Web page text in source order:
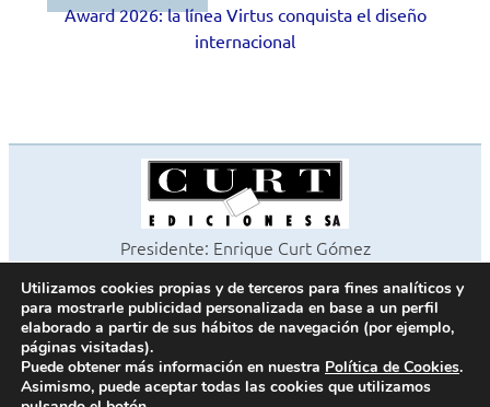
Award 2026: la línea Virtus conquista el diseño
internacional
Presidente: Enrique Curt Gómez
©2026 Revista Cocinas y Baños
Todos los derechos reservados
Paseo de Gracia, 63. 1º 2ª. 08008 Barcelona -
Fax 933 183 505
Utilizamos cookies propias y de terceros para fines analíticos y
para mostrarle publicidad personalizada en base a un perfil
elaborado a partir de sus hábitos de navegación (por ejemplo,
páginas visitadas).
Puede obtener más información en nuestra Política de Cookies.
Asimismo, puede aceptar todas las cookies que utilizamos